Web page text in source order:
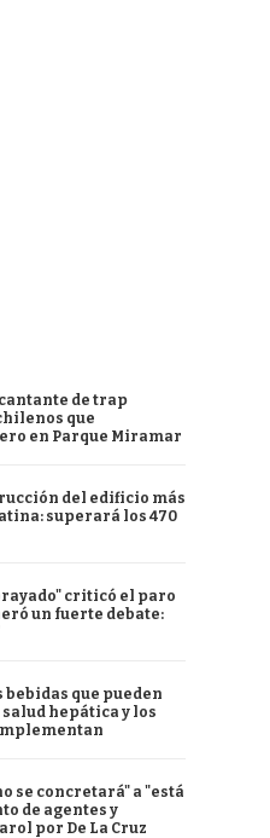
de trap
que
en Parque Miramar
del edificio más
superará los 470
criticó el paro
un fuerte debate:
bebidas que pueden
hepática y los
se concretará" a "está
de agentes y
por De La Cruz